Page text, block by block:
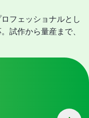
フェッショナルとし
試作から量産まで、